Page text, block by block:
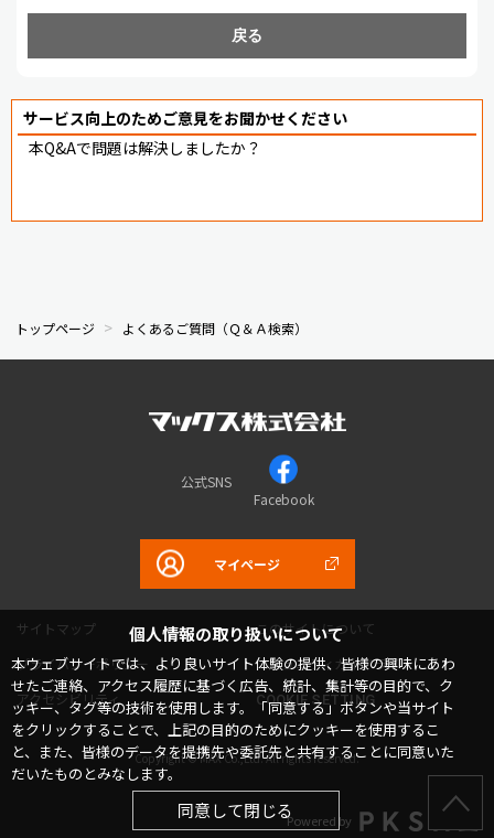
個人情報の取り扱いについて
本ウェブサイトでは、より良いサイト体験の提供、皆様の興味にあわ
せたご連絡、アクセス履歴に基づく広告、統計、集計等の目的で、ク
ッキー、タグ等の技術を使用します。「同意する」ボタンや当サイト
をクリックすることで、上記の目的のためにクッキーを使用するこ
と、また、皆様のデータを提携先や委託先と共有することに同意いた
だいたものとみなします。
同意して閉じる
戻る
サービス向上のためご意見をお聞かせください
本Q&Aで問題は解決しましたか？
トップページ よくあるご質問（Ｑ＆Ａ検索）
公式SNS
Facebook
マイページ
サイトマップ
このサイトについて
プライバシーポリシー
コミュニティガイドライン
アクセシビリティ
COOKIE SETTING
Copyright © MAX Co.,Ltd. All rights reserved.
Powered by